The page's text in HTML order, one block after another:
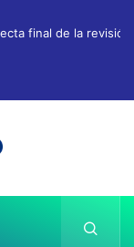
final de la